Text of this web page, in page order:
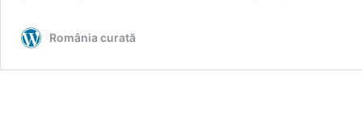
România curată